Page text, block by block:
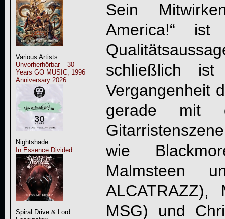
Various Artists:
Unvorherhörbar – 30
Years GO MUSIC, 1996
Anniversary 2026
Nightshade:
In Essence Divided
Spiral Drive & Lord
Sein
America!“ ist
schließlich
Vergangenheit
gerade mit
wie
Malmsteen
ALCATRAZZ),
MSG) und